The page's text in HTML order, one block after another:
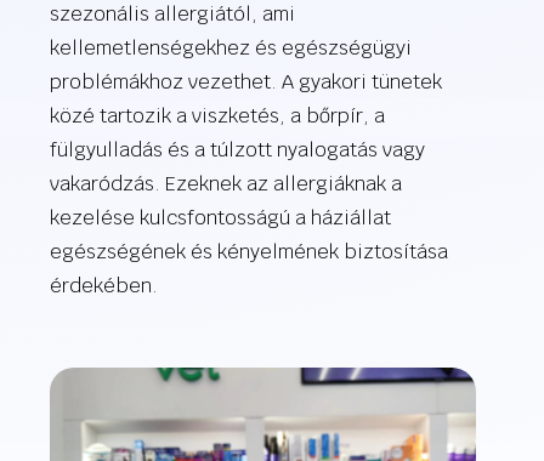
szezonális allergiától, ami
kellemetlenségekhez és egészségügyi
problémákhoz vezethet. A gyakori tünetek
közé tartozik a viszketés, a bőrpír, a
fülgyulladás és a túlzott nyalogatás vagy
vakaródzás. Ezeknek az allergiáknak a
kezelése kulcsfontosságú a háziállat
egészségének és kényelmének biztosítása
érdekében.